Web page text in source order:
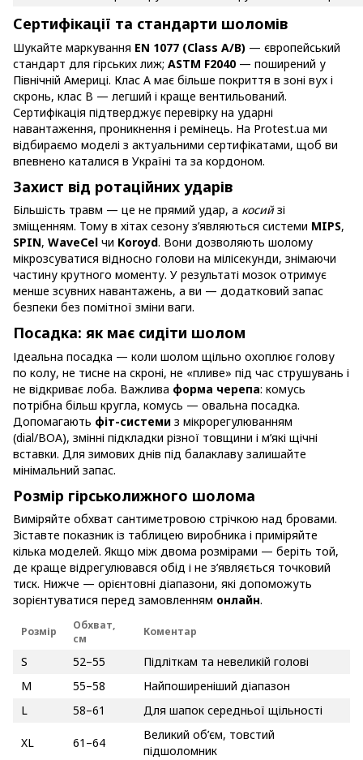
Сертифікації та стандарти шоломів
Шукайте маркування EN 1077 (Class A/B) — європейський
стандарт для гірських лиж; ASTM F2040 — поширений у
Північній Америці. Клас A має більше покриття в зоні вух і
скронь, клас B — легший і краще вентильований.
Сертифікація підтверджує перевірку на ударні
навантаження, проникнення і ремінець. На Protest.ua ми
відбираємо моделі з актуальними сертифікатами, щоб ви
впевнено каталися в Україні та за кордоном.
Захист від ротаційних ударів
Більшість травм — це не прямий удар, а косийзі
зміщенням. Тому в хітах сезону з’являються системи MIPS,
SPIN, WaveCel чи Koroyd. Вони дозволяють шолому
мікрозсуватися відносно голови на мілісекунди, знімаючи
частину крутного моменту. У результаті мозок отримує
менше зсувних навантажень, а ви — додатковий запас
безпеки без помітної зміни ваги.
Посадка: як має сидіти шолом
Ідеальна посадка — коли шолом щільно охоплює голову
по колу, не тисне на скроні, не «пливе» під час струшувань і
не відкриває лоба. Важлива форма черепа: комусь
потрібна більш кругла, комусь — овальна посадка.
Допомагають фіт-системи з мікрорегулюванням
(dial/BOA), змінні підкладки різної товщини і м’які щічні
вставки. Для зимових днів під балаклаву залишайте
мінімальний запас.
Розмір гірськолижного шолома
Виміряйте обхват сантиметровою стрічкою над бровами.
Зіставте показник із таблицею виробника і приміряйте
кілька моделей. Якщо між двома розмірами — беріть той,
де краще відрегулювався обід і не з’являється точковий
тиск. Нижче — орієнтовні діапазони, які допоможуть
зорієнтуватися перед замовленням онлайн.
Розмір
Обхват,
см
Коментар
S 52–55
Підліткам та невеликій голові
M
55–58
Найпоширеніший діапазон
L
58–61 Для шапок середньої щільності
XL 61–64
Великий об’єм, товстий
підшоломник